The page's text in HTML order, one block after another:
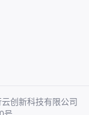
创新科技有限公司